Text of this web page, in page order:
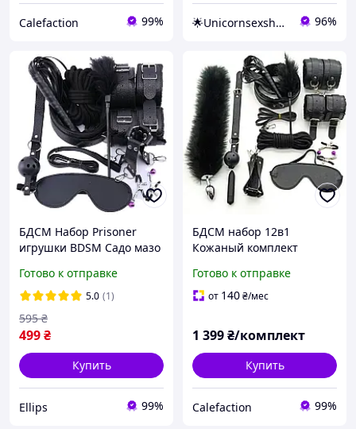
Calefaction 99% 🌟Unicornsexshop🌟получи🎁, пиши в заказе "хочу 🎁" 96%
БДСМ Набор Prisoner
игрушки BDSM Садо мазо
наручники, ошейник
Черный Ellips
Готово к отправке
5.0 (1)
499₴
595 ₴
Купить
Ellips 99%
БДСМ набор 12в1
Кожаный комплект
плеть, зажимы для
сосков, верёвка
Готово к отправке
от 140₴/мес
1 399₴/комплект
Купить
Calefaction 99%